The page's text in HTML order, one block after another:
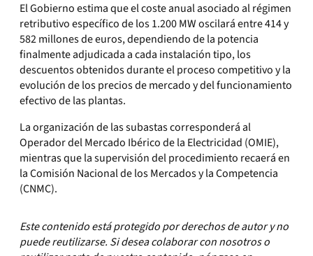
El Gobierno estima que el coste anual asociado al régimen
retributivo específico de los 1.200 MW oscilará entre 414 y
582 millones de euros, dependiendo de la potencia
finalmente adjudicada a cada instalación tipo, los
descuentos obtenidos durante el proceso competitivo y la
evolución de los precios de mercado y del funcionamiento
efectivo de las plantas.
La organización de las subastas corresponderá al
Operador del Mercado Ibérico de la Electricidad (OMIE),
mientras que la supervisión del procedimiento recaerá en
la Comisión Nacional de los Mercados y la Competencia
(CNMC).
Este contenido está protegido por derechos de autor y no
puede reutilizarse. Si desea colaborar con nosotros o